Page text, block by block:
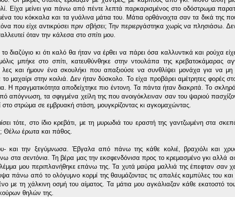
Είχα μείνει για πάνω από πέντε λεπτά παρκαρισμένος στο οδόστρωμα
του κόκκαλα και τα γυάλινα μάτια του. Μάτια ορθάνοιχτα σαν τα δικά της
που είχε αντικρύσει πριν σβήσει; Την περιεργάστηκα χωρίς να πλησιάσω.
όταν την κάλεσα στο σπίτι μου.
κι ότι καλό θα ήταν να έρθει να πάρει όσα καλλυντικά και ρούχα
μπήκε στο σπίτι, κατευθύνθηκε στην ντουλάπα της κρεβατοκάμαρας
λες και ήμουν ένα σκουλήκι που απαξιούσε να συνθλίψει μονάχα για να μη
μαχαίρι στην κοιλιά. Δεν ήταν δύσκολο. Το είχα προβάρει αμέτρητες φορές
πραγματικότητα αποδείχτηκε πιο έντονη. Τα πάντα ήταν διακριτά. Το
απόγνωση, τα σφιγμένα χείλη της που ανοιγόκλειναν σαν του ψαριού
στρώμα σε εμβρυακή στάση, μουγκρίζοντας κι αγκομαχώντας.
τότε, στο ίδιο κρεβάτι, με τη μυρωδιά του εραστή της γαντζωμένη στα
Θέλω έρωτα και πάθος.
και την ξεγύμνωσα. Έβγαλα από πάνω της κάθε κολιέ, βραχιόλι και
στα σεντόνια. Τη βέρα μας την εκσφενδόνισα προς το κρεμασμένο γκι αλλά
μου περιπλανήθηκε επάνω της. Τα χυτά μαύρα μαλλιά της έπεφταν σαν
πάνω από το ολόγυμνο κορμί της θαυμάζοντας τις απαλές καμπύλες του
με τη χάλκινη οσμή του αίματος. Τα μάτια μου αγκάλιαζαν κάθε εκατοστό
θηλών της.